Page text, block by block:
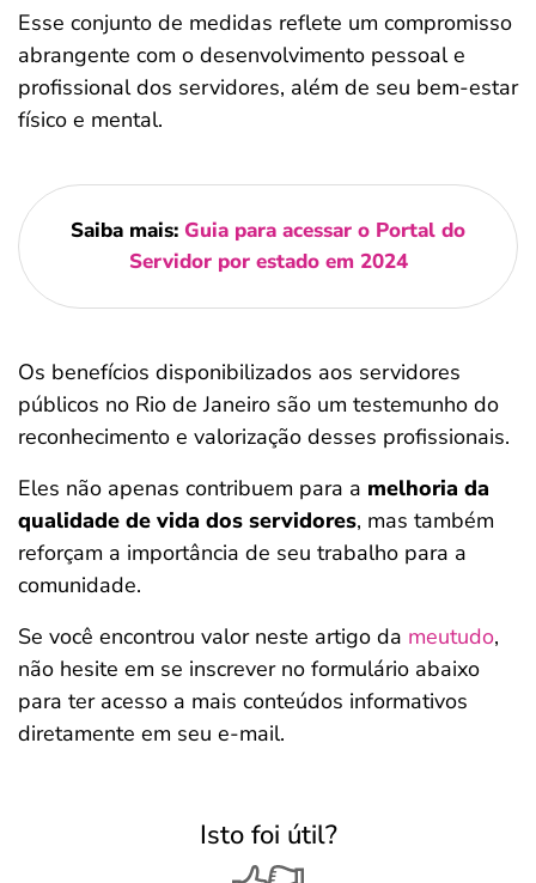
Esse conjunto de medidas reflete um compromisso
abrangente com o desenvolvimento pessoal e
profissional dos servidores, além de seu bem-estar
físico e mental.
Saiba mais: Guia para acessar o Portal do
Servidor por estado em 2024
Os benefícios disponibilizados aos servidores
públicos no Rio de Janeiro são um testemunho do
reconhecimento e valorização desses profissionais.
Eles não apenas contribuem para a melhoria da
qualidade de vida dos servidores, mas também
reforçam a importância de seu trabalho para a
comunidade.
Se você encontrou valor neste artigo da meutudo,
não hesite em se inscrever no formulário abaixo
para ter acesso a mais conteúdos informativos
diretamente em seu e-mail.
Isto foi útil?